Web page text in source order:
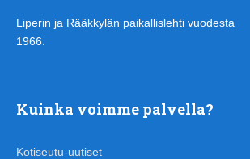
Liperin ja Rääkkylän paikallislehti vuodesta
1966.
Kuinka voimme palvella?
Kotiseutu-uutiset